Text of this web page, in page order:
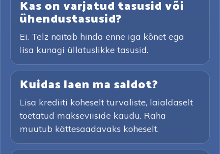
Kas on varjatud tasusid või
ühendustasusid?
Ei. Telz näitab hinda enne iga kõnet ega
lisa kunagi üllatuslikke tasusid.
Kuidas laen ma saldot?
Lisa krediiti koheselt turvaliste, laialdaselt
toetatud makseviiside kaudu. Raha
muutub kättesaadavaks koheselt.